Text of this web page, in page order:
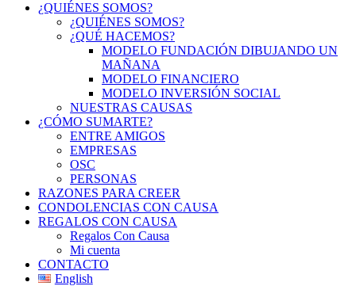
¿QUIÉNES SOMOS?
¿QUIÉNES SOMOS?
¿QUÉ HACEMOS?
MODELO FUNDACIÓN DIBUJANDO UN
MAÑANA
MODELO FINANCIERO
MODELO INVERSIÓN SOCIAL
NUESTRAS CAUSAS
¿CÓMO SUMARTE?
ENTRE AMIGOS
EMPRESAS
OSC
PERSONAS
RAZONES PARA CREER
CONDOLENCIAS CON CAUSA
REGALOS CON CAUSA
Regalos Con Causa
Mi cuenta
CONTACTO
English